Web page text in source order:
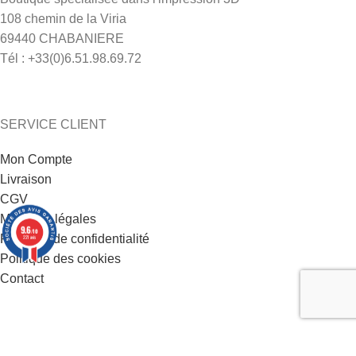
108 chemin de la Viria
69440 CHABANIERE
Tél : +33(0)6.51.98.69.72
SERVICE CLIENT
Mon Compte
Livraison
CGV
Mentions légales
Politique de confidentialité
Politique des cookies
Contact
9.6/10
221 avis